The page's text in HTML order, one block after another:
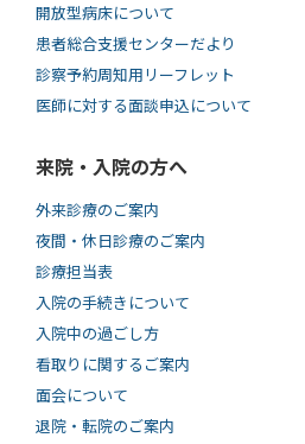
開放型病床について
患者総合支援センターだより
診察予約周知用リーフレット
医師に対する面談申込について
来院・入院の方へ
外来診療のご案内
夜間・休日診療のご案内
診療担当表
入院の手続きについて
入院中の過ごし方
看取りに関するご案内
面会について
退院・転院のご案内